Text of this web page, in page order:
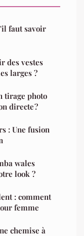
faut savoir
des vestes
larges ?
tirage photo
directe ?
: Une fusion
wales
look ?
: comment
femme
chemise à